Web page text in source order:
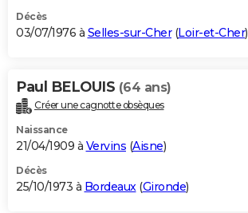
Décès
03/07/1976 à Selles-sur-Cher(Loir-et-Cher)
Paul BELOUIS (64 ans)
Créer une cagnotte obsèques
Naissance
21/04/1909 à Vervins (Aisne)
Décès
25/10/1973 à Bordeaux(Gironde)